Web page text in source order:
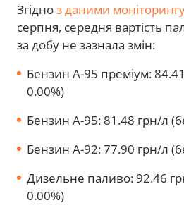
Згідноз даними
серпня, середня вартість
за добу не зазнала змін:
Бензин А-95 преміум:
0.00%)
Бензин А-95: 81.48 грн/л
Бензин А-92: 77.90 грн/л
Дизельне паливо: 92.46
0.00%)